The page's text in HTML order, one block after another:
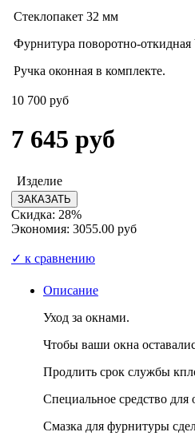
Стеклопакет 32 мм
Фурнитура поворотно-
Ручка оконная в комплекте.
10 700 руб
7 645 руб
Изделие
Скидка: 28%
Экономия: 3055.00 руб
✓ к сравнению
Описание
Уход за окнами.
Чтобы ваши окна
Продлить срок службы
Специальное средство
Смазка для фурнитуры